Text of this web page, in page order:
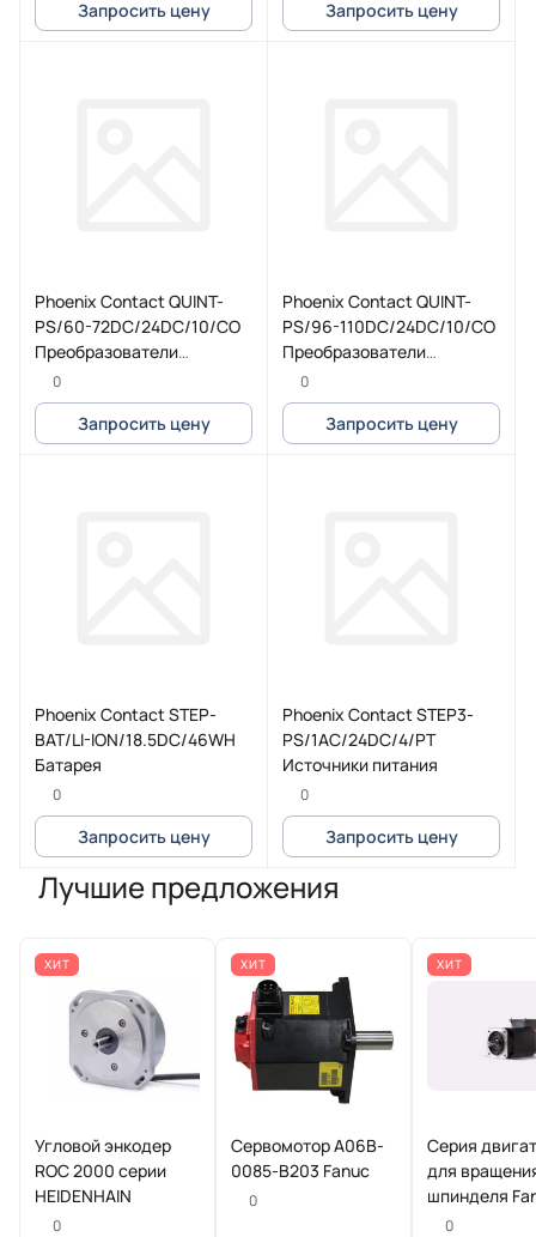
Запросить цену Запросить цену
Phoenix Contact QUINT-
PS/60-72DC/24DC/10/CO
Преобразователи
постоянного тока, с
защитной лакировкой
0
Запросить цену
Phoenix Contact QUINT-
PS/96-110DC/24DC/10/CO
Преобразователи
постоянного тока, с
защитной лакировкой
0
Запросить цену
Phoenix Contact STEP-
BAT/LI-ION/18.5DC/46WH
Батарея
0
Запросить цену
Phoenix Contact STEP3-
PS/1AC/24DC/4/PT
Источники питания
0
Запросить цену
Лучшие предложения
ХИТ
Угловой энкодер
ROC 2000 серии
HEIDENHAIN
0
ХИТ
Сервомотор A06B-
0085-B203 Fanuc
0
ХИТ
Серия
для
шпинделя
Beta iI
0